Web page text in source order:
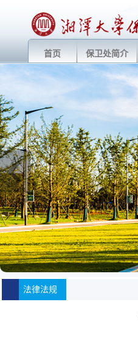
首页 保卫处简介
法律法规